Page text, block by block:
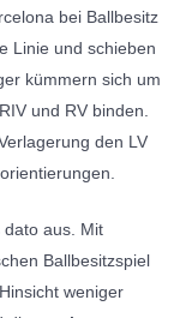
bei Ballbesitz
Linie und schieben
kümmern sich um
und RV binden.
den LV
dato aus. Mit
Ballbesitzspiel
weniger